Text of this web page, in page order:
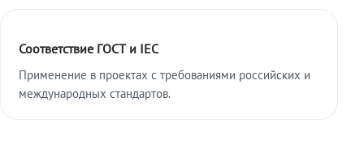
Соответствие ГОСТ и IEC
Применение в проектах с требованиями российских и
международных стандартов.